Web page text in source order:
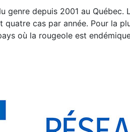
depuis 2001 au Québec.
cas par année. Pour la
où la rougeole est